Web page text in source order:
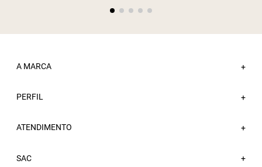
A MARCA +
Sobre a Sacada
Trabalhe Conosco
PERFIL +
Minha Conta
ATENDIMENTO +
Fale Conosco
SAC